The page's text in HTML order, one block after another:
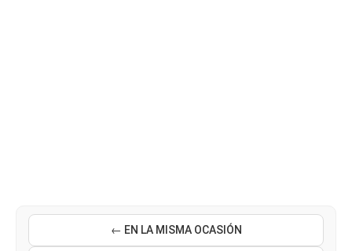
← EN LA MISMA OCASIÓN